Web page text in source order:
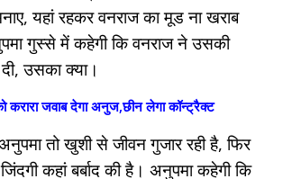
यहां रहकर वनराज का मूड ना खराब
गुस्से में कहेगी कि वनराज ने उसकी
उसका क्या।
करारा जवाब देगा अनुज,छीन लेगा कॉन्ट्रैक्ट
तो खुशी से जीवन गुजार रही है, फिर
कहां बर्बाद की है। अनुपमा कहेगी कि